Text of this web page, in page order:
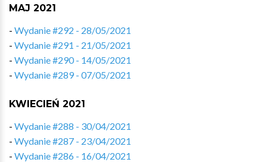
MAJ 2021
- Wydanie #292 - 28/05/2021
- Wydanie #291 - 21/05/2021
- Wydanie #290 - 14/05/2021
- Wydanie #289 - 07/05/2021
KWIECIEŃ 2021
- Wydanie #288 - 30/04/2021
- Wydanie #287 - 23/04/2021
- Wydanie #286 - 16/04/2021